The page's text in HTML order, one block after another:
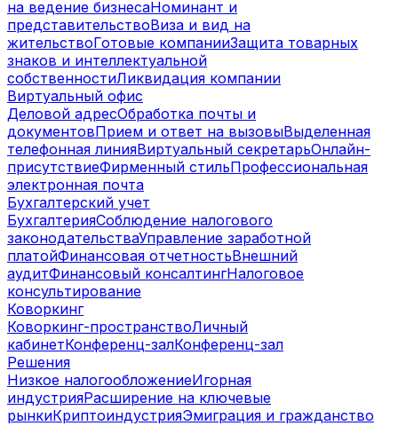
на ведение бизнесаНоминант и
представительствоВиза и вид на
жительствоГотовые компанииЗащита товарных
знаков и интеллектуальной
собственностиЛиквидация компании
Виртуальный офис
Деловой адресОбработка почты и
документовПрием и ответ на вызовыВыделенная
телефонная линияВиртуальный секретарьОнлайн-
присутствиеФирменный стильПрофессиональная
электронная почта
Бухгалтерский учет
БухгалтерияСоблюдение налогового
законодательстваУправление заработной
платойФинансовая отчетностьВнешний
аудитФинансовый консалтингНалоговое
консультирование
Коворкинг
Коворкинг-пространствоЛичный
кабинетКонференц-залКонференц-зал
Решения
Низкое налогообложениеИгорная
индустрияРасширение на ключевые
рынкиКриптоиндустрияЭмиграция и гражданство